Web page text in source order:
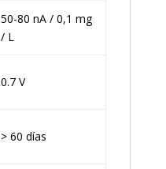
50-80 nA / 0,1 mg
/ L
0.7 V
> 60 días